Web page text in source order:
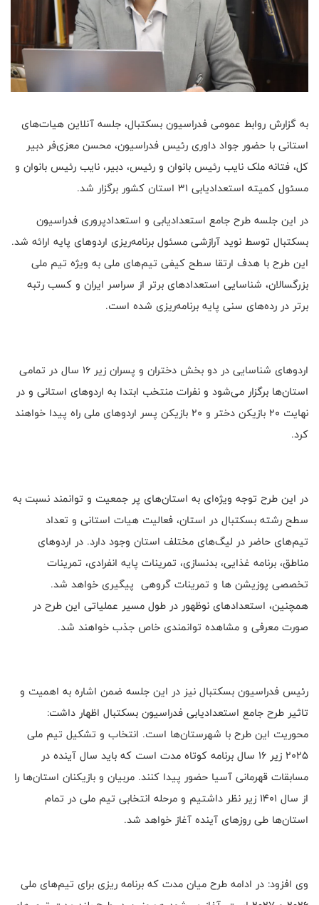
به گزارش روابط عمومی فدراسیون بسکتبال، جلسه آنلاین هیات‌های
استانی با حضور جواد داوری رئیس فدراسیون، محسن معزی‌فر دبیر
کل، فتانه ملک نایب رئیس بانوان و رئیس، دبیر، نایب رئیس بانوان و
مسئول کمیته استعدادیابی ۳۱ استان کشور برگزار شد.
در این جلسه طرح جامع استعدادیابی و استعدادپروری فدراسیون
بسکتبال توسط نوید آرازشی مسئول برنامه‌ریزی اردوهای پایه ارائه شد.
این طرح با هدف ارتقا سطح كيفی تيم‌های ملی به ویژه تیم ملی
بزرگسالان، شناسایی استعدادهای برتر از سراسر ایران و کسب رتبه
برتر در رده‌های سنی پایه برنامه‌ریزی شده است.
اردوهای شناسایی در دو بخش دختران و پسران زیر 16 سال در تمامی
استان‌ها برگزار می‌شود و نفرات منتخب ابتدا به اردوهای استانی و در
نهایت 20 بازیکن دختر و 20 بازیکن پسر اردوهای ملی راه پیدا خواهند
کرد.
در این طرح توجه ویژه‌ای به استان‌های پر جمعیت و توانمند نسبت به
سطح رشته بسکتبال در استان، فعالیت هیات استانی و تعداد
تیم‌های حاضر در لیگ‌های مختلف استان وجود دارد. در اردوهای
مناطق، برنامه غذایی، بدنسازی، تمرينات پايه انفرادی، تمرینات
تخصصی پوزيشن ‌ها و تمرینات گروهی پیگیری خواهد شد.
همچنین، استعدادهای نوظهور در طول مسیر عملیاتی این طرح در
صورت معرفی و مشاهده توانمندی خاص جذب خواهند شد.
رئیس فدراسیون بسکتبال نیز در این جلسه ضمن اشاره به اهمیت و
تاثیر طرح جامع استعدادیابی فدراسیون بسکتبال اظهار داشت:
محوریت این طرح با شهرستان‌ها است. انتخاب و تشکیل تیم ملی
2025 زیر 16 سال برنامه کوتاه مدت است که باید سال آینده در
مسابقات قهرمانی آسیا حضور پیدا کنند. مربیان و بازیکنان استان‌ها را
از سال 1401 زیر نظر داشتیم و مرحله انتخابی تیم ملی در تمام
استان‌ها طی روزهای آینده آغاز خواهد شد.
وی افزود: در ادامه طرح میان مدت که برنامه ریزی برای تیم‌های ملی